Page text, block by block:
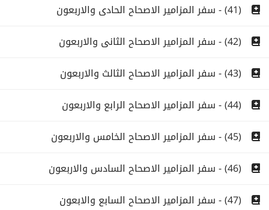
(41) - سفر المزامير الاصحاح الحادى والاربعون
(42) - سفر المزامير الاصحاح الثانى والاربعون
(43) - سفر المزامير الاصحاح الثالث والاربعون
(44) - سفر المزامير الاصحاح الرابع والاربعون
(45) - سفر المزامير الاصحاح الخامس والاربعون
(46) - سفر المزامير الاصحاح السادس والاربعون
(47) - سفر المزامير الاصحاح السابع والابعون